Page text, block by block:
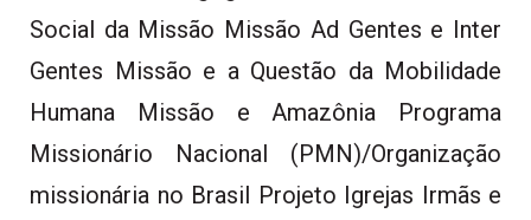
Social da Missão Missão Ad Gentes e Inter
Gentes Missão e a Questão da Mobilidade
Humana Missão e Amazônia Programa
Missionário Nacional (PMN)/Organização
missionária no Brasil Projeto Igrejas Irmãs e